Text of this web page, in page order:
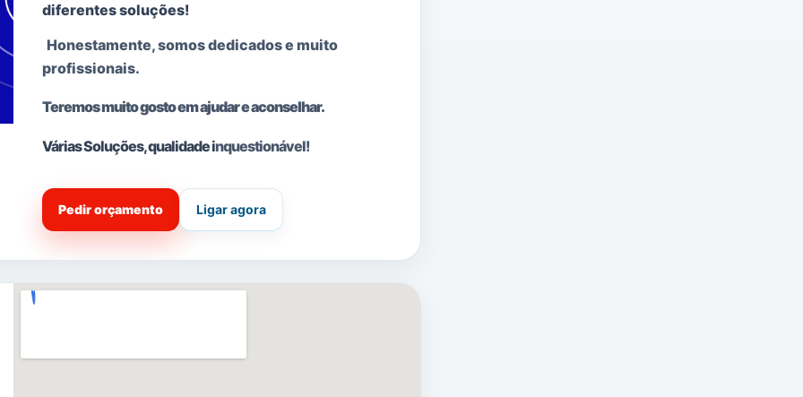
diferentes soluções!
Honestamente, somos dedicados e muito
profissionais.
Teremos muito gosto em ajudar e aconselhar.
Várias Soluções, qualidade inquestionável!
Pedir orçamento Ligar agora